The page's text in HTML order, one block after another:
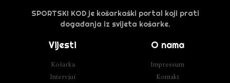
SPORTSKI KOD je košarkaški portal koji prati
događanja iz svijeta košarke.
Vijesti
Košarka
Intervjui
O nama
Impressum
Kontakt